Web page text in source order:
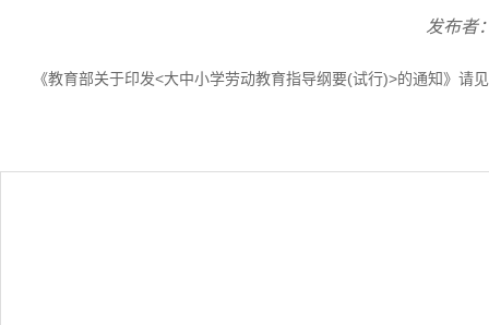
发布者
《教育部关于印发<大中小学劳动教育指导纲要(试行)>的通知》请